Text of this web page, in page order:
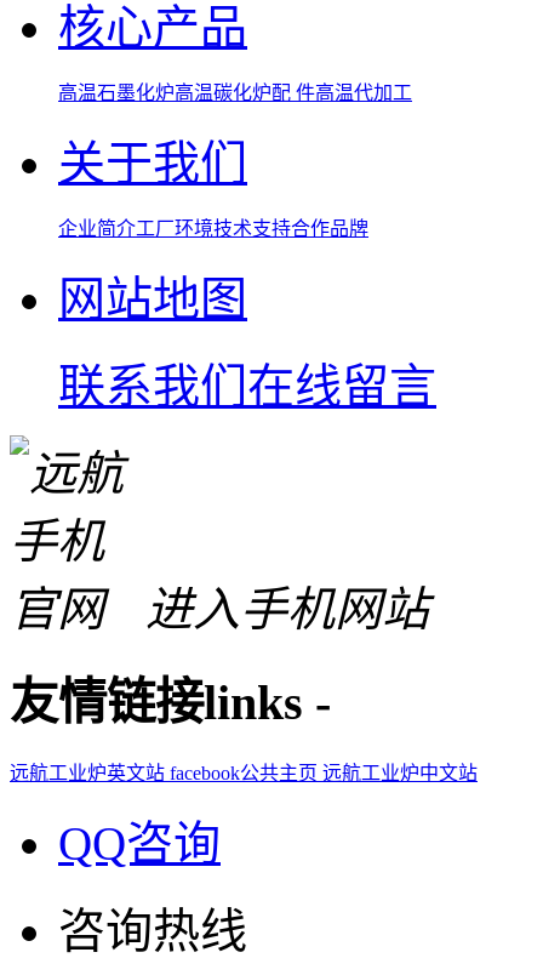
核心产品
高温石墨化炉高温碳化炉配 件高温代加工
关于我们
企业简介工厂环境技术支持合作品牌
网站地图
联系我们 在线留言
进入手机网站
友情链接links -
远航工业炉英文站 facebook公共主页 远航工业炉中文站
QQ咨询
咨询热线